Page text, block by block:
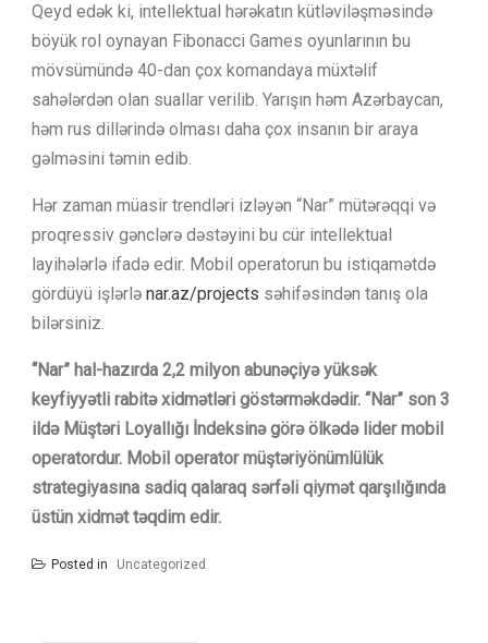
Qeyd edək ki, intellektual hərəkatın kütləviləşməsində
böyük rol oynayan Fibonacci Games oyunlarının bu
mövsümündə 40-dan çox komandaya müxtəlif
sahələrdən olan suallar verilib. Yarışın həm Azərbaycan,
həm rus dillərində olması daha çox insanın bir araya
gəlməsini təmin edib.
Hər zaman müasir trendləri izləyən “Nar” mütərəqqi və
proqressiv gənclərə dəstəyini bu cür intellektual
layihələrlə ifadə edir. Mobil operatorun bu istiqamətdə
gördüyü işlərlə nar.az/projects səhifəsindən tanış ola
bilərsiniz.
“Nar” hal-hazırda 2,2 milyon abunəçiyə yüksək
keyfiyyətli rabitə xidmətləri göstərməkdədir. “Nar” son 3
ildə Müştəri Loyallığı İndeksinə görə ölkədə lider mobil
operatordur. Mobil operator müştəriyönümlülük
strategiyasına sadiq qalaraq sərfəli qiymət qarşılığında
üstün xidmət təqdim edir.
Posted in Uncategorized